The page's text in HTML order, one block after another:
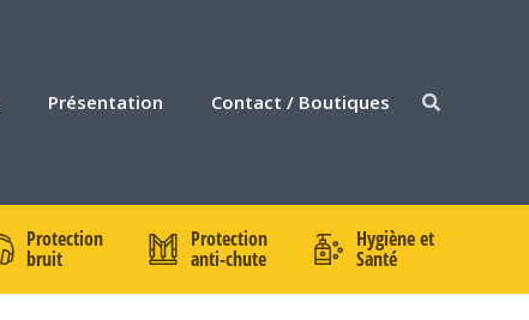
Présentation Contact / Boutiques
Protection
bruit
Protection
anti-chute
Hygiène et
Santé